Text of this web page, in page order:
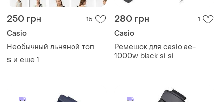
250 грн 15
Casio
Необычный льняной топ
S и еще 1
280 грн 1
Casio
Ремешок для casio ae-
1000w black si si